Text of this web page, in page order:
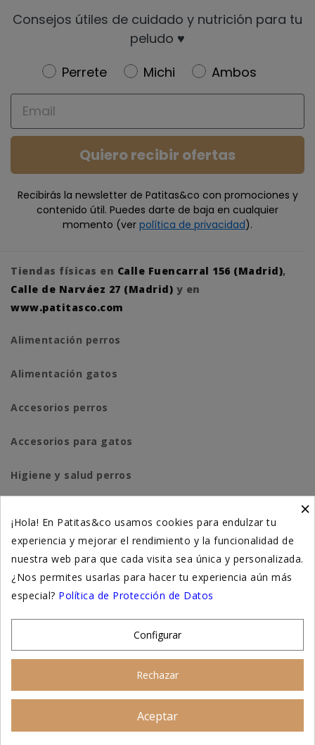
Consejos útiles de cuidado y nutrición para tu
peludo ♥️
Newsletter
Perrete Michi
Ambos
Email
Quiero recibir ofertas
Recibirás la newsletter de Patitas&co con promociones y
contenido útil. Puedes darte de baja en cualquier
momento (ver política de privacidad).
Tiendas físicas en Calle Fuencarral 156 (Madrid),
Calle de Narváez 27 (Madrid) y en
www.patitasco.com
Alimentación perros
Alimentación gatos
Accesorios perros
Accesorios para gatos
Higiene y salud perros
Suplementación natural
Otros
×
¡Hola! En Patitas&co usamos cookies para endulzar tu
experiencia y mejorar el rendimiento y la funcionalidad de
nuestra web para que cada visita sea única y personalizada.
¿Nos permites usarlas para hacer tu experiencia aún más
especial? Política de Protección de Datos
Configurar
Rechazar
Aceptar